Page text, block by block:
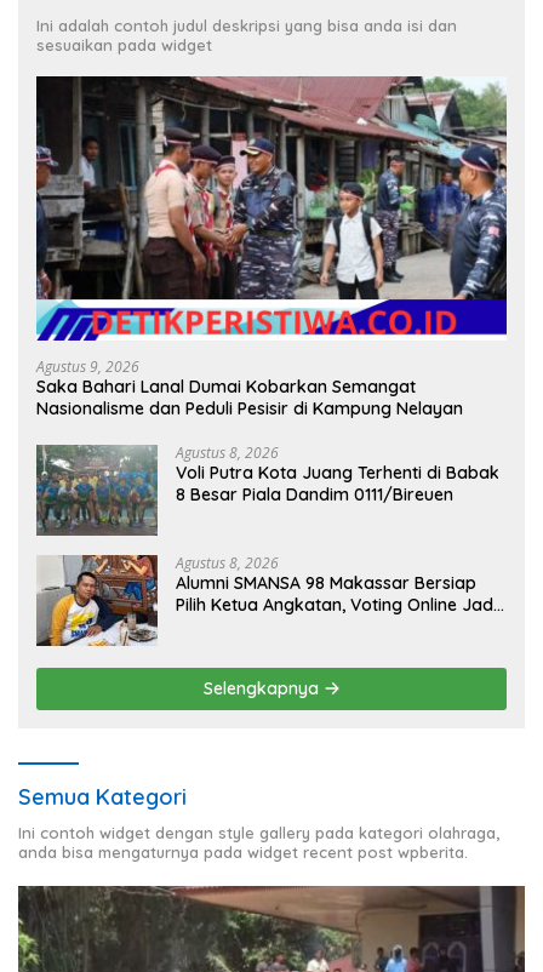
Ini adalah contoh judul deskripsi yang bisa anda isi dan
sesuaikan pada widget
Agustus 9, 2026
Saka Bahari Lanal Dumai Kobarkan Semangat
Nasionalisme dan Peduli Pesisir di Kampung Nelayan
Agustus 8, 2026
Voli Putra Kota Juang Terhenti di Babak
8 Besar Piala Dandim 0111/Bireuen
Agustus 8, 2026
Alumni SMANSA 98 Makassar Bersiap
Pilih Ketua Angkatan, Voting Online Jadi
Selengkapnya
Semua Kategori
Ini contoh widget dengan style gallery pada kategori olahraga,
anda bisa mengaturnya pada widget recent post wpberita.